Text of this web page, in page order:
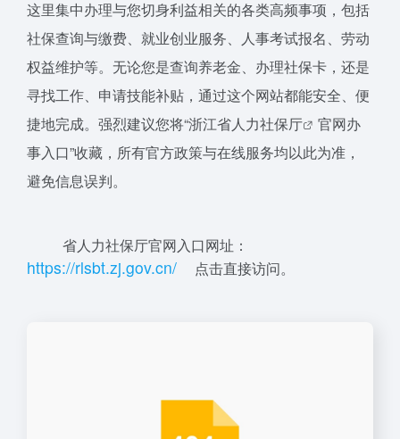
这里集中办理与您切身利益相关的各类高频事项，包括
社保查询与缴费、就业创业服务、人事考试报名、劳动
权益维护等。无论您是查询养老金、办理社保卡，还是
寻找工作、申请技能补贴，通过这个网站都能安全、便
捷地完成。强烈建议您将“浙江省人力社保厅
官网办
事入口”收藏，所有官方政策与在线服务均以此为准，
避免信息误判。
省人力社保厅官网入口网址：
https://rlsbt.zj.gov.cn/ 点击直接访问。